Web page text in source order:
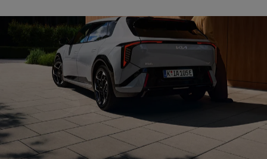
Fahrassistenten
Parkassistenten